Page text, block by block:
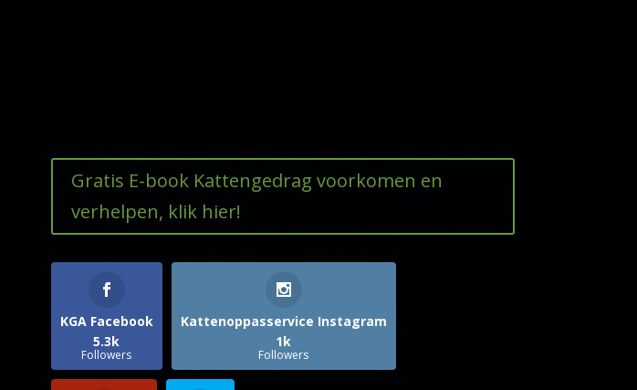
Gratis E-book Kattengedrag voorkomen en
verhelpen, klik hier!
KGA Facebook
5.3k
Followers
Kattenoppasservice Instagram
1k
Followers